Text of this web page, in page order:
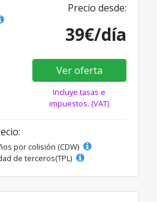
Precio desde:
39€/día
Ver oferta
Incluye tasas e
impuestos. (VAT)
por colisión (CDW)
de terceros(TPL)